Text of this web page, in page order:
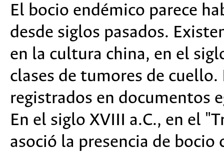
El bocio endémico parece
desde siglos pasados.
en la cultura china, en el
clases de tumores de
registrados en documentos
En el siglo XVIII a.C., en el
asoció la presencia de bocio